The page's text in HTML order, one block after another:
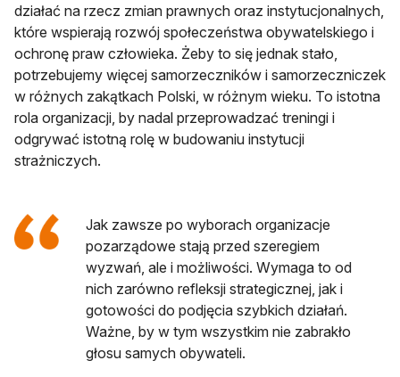
działać na rzecz zmian prawnych oraz instytucjonalnych,
które wspierają rozwój społeczeństwa obywatelskiego i
ochronę praw człowieka. Żeby to się jednak stało,
potrzebujemy więcej samorzeczników i samorzeczniczek
w różnych zakątkach Polski, w różnym wieku. To istotna
rola organizacji, by nadal przeprowadzać treningi i
odgrywać istotną rolę w budowaniu instytucji
strażniczych.
Jak zawsze po wyborach organizacje
pozarządowe stają przed szeregiem
wyzwań, ale i możliwości. Wymaga to od
nich zarówno refleksji strategicznej, jak i
gotowości do podjęcia szybkich działań.
Ważne, by w tym wszystkim nie zabrakło
głosu samych obywateli.